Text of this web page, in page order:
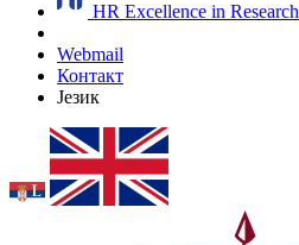
HR Excellence in Research
Webmail
Контакт
Језик